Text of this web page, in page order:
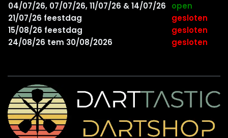
04/07/26, 07/07/26, 11/07/26 & 14/07/26
open
21/07/26 feestdag
gesloten
15/08/26 feestdag
gesloten
24/08/26 tem 30/08/2026
gesloten